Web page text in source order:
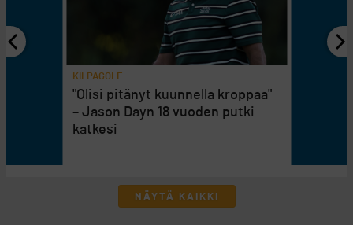
KILPAGOLF
"Olisi pitänyt kuunnella kroppaa"
– Jason Dayn 18 vuoden putki
katkesi
NÄYTÄ KAIKKI